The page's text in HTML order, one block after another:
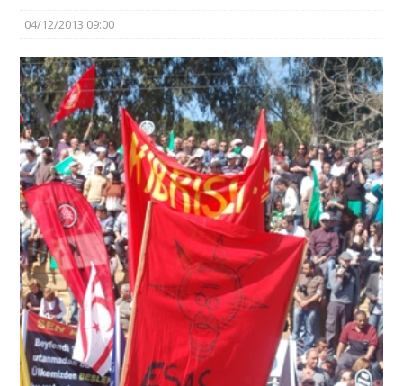
04/12/2013 09:00